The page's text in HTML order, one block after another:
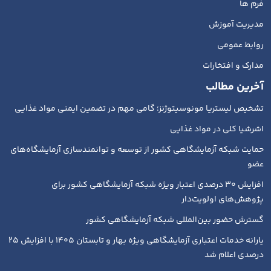
فرم ها
مدیریت آموزش
روابط عمومی
مدارک و افتخارات
آخرین مطالب
تشخیص لیستریا مونوسیتوژنز؛ گامی مهم در تضمین ایمنی مواد غذایی
اشرشیا کلی در مواد غذایی
حمایت شبکه آزمایشگاهی کشور از توسعه و توانمندسازی آزمایشگاه‌های
عضو
افزایش ۳۰ درصدی اعتبار ویژه شبکه آزمایشگاهی کشور برای
پژوهش‌های اولویت‌دار
گسترش حضور بین‌المللی شبکه آزمایشگاهی کشور
یارانه خدمات اعتباری آزمایشگاهی ویژه بهار و تابستان ۱۴۰۵ با افزایش ۲۵
درصدی اعلام شد